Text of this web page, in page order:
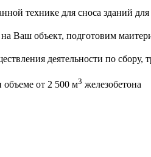
технике для сноса зданий
Ваш объект, подготовим
деятельности по
от 2 500 м3 железобетона